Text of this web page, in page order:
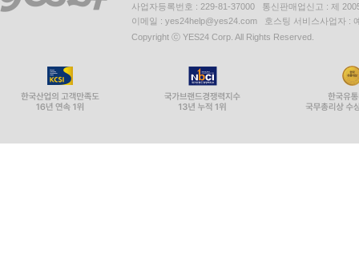
사업자등록번호 : 229-81-37000 통신판매업신고 : 제
이메일 : yes24help@yes24.com 호스팅 서비스사업자 :
Copyright ⓒ YES24 Corp. All Rights Reserved.